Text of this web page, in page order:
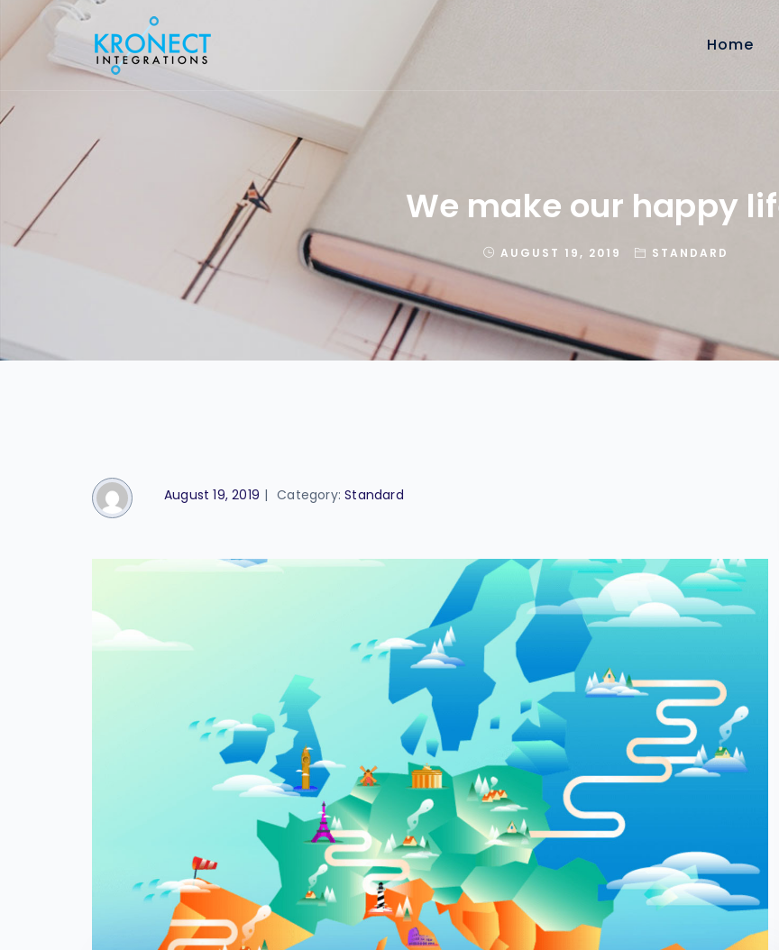
Home
We make our happy
AUGUST 19, 2019 STANDARD
August 19, 2019 | Category:Standard